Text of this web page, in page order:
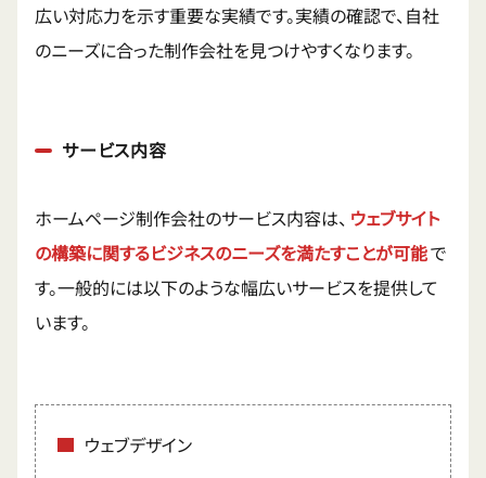
広い対応力を示す重要な実績です。実績の確認で、自社
のニーズに合った制作会社を見つけやすくなります。
サービス内容
ホームページ制作会社のサービス内容は、 ウェブサイト
の構築に関するビジネスのニーズを満たすことが可能で
す。一般的には以下のような幅広いサービスを提供して
います。
ウェブデザイン